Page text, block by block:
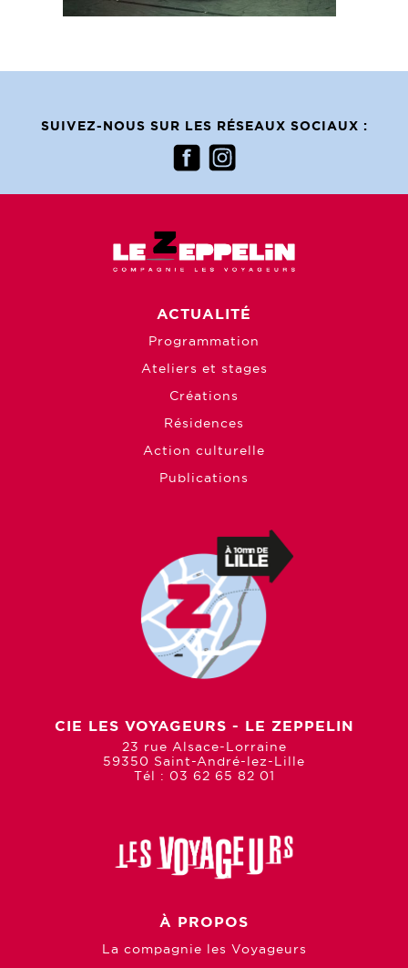
SUIVEZ-NOUS SUR LES RÉSEAUX SOCIAUX :
ACTUALITÉ
Programmation
Ateliers et stages
Créations
Résidences
Action culturelle
Publications
CIE LES VOYAGEURS - LE ZEPPELIN
23 rue Alsace-Lorraine
59350 Saint-André-lez-Lille
Tél : 03 62 65 82 01
À PROPOS
La compagnie les Voyageurs